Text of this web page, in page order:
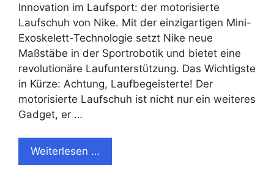
Innovation im Laufsport: der motorisierte
Laufschuh von Nike. Mit der einzigartigen Mini-
Exoskelett-Technologie setzt Nike neue
Maßstäbe in der Sportrobotik und bietet eine
revolutionäre Laufunterstützung. Das Wichtigste
in Kürze: Achtung, Laufbegeisterte! Der
motorisierte Laufschuh ist nicht nur ein weiteres
Gadget, er …
Weiterlesen …